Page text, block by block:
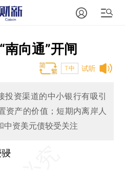
南向通”开闸
试听
T中
投资渠道的中小银行有吸引
资产的价值；短期内离岸人
中资美元债较受关注